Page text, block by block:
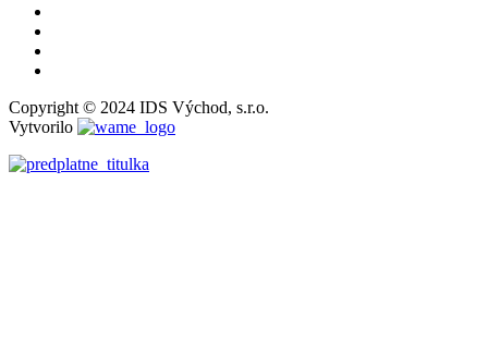
Copyright © 2024 IDS Východ, s.r.o.
Vytvorilo